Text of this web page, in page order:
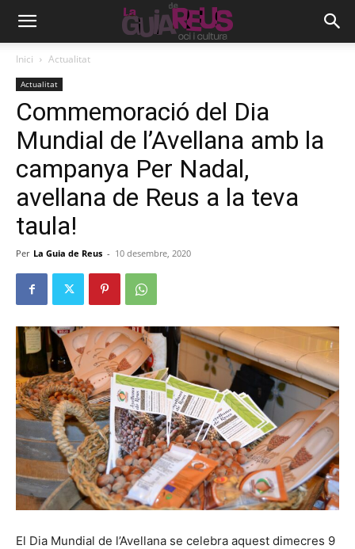
Inici Actualitat
Actualitat
Commemoració del Dia
Mundial de l’Avellana amb la
campanya Per Nadal,
avellana de Reus a la teva
taula!
Per La Guia de Reus - 10 desembre, 2020
El Dia Mundial de l’Avellana se celebra aquest dimecres 9